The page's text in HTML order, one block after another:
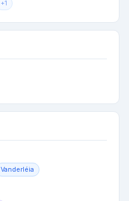
+1
Vanderléia